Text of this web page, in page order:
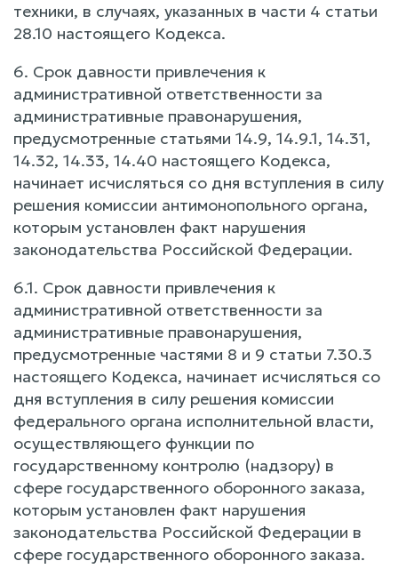
техники, в случаях, указанных в части 4 статьи
28.10 настоящего Кодекса.
6. Срок давности привлечения к
административной ответственности за
административные правонарушения,
предусмотренные статьями 14.9, 14.9.1, 14.31,
14.32, 14.33, 14.40 настоящего Кодекса,
начинает исчисляться со дня вступления в силу
решения комиссии антимонопольного органа,
которым установлен факт нарушения
законодательства Российской Федерации.
6.1. Срок давности привлечения к
административной ответственности за
административные правонарушения,
предусмотренные частями 8 и 9 статьи 7.30.3
настоящего Кодекса, начинает исчисляться со
дня вступления в силу решения комиссии
федерального органа исполнительной власти,
осуществляющего функции по
государственному контролю (надзору) в
сфере государственного оборонного заказа,
которым установлен факт нарушения
законодательства Российской Федерации в
сфере государственного оборонного заказа.